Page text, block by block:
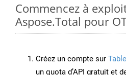
Commencez à
Aspose.Total pour
Créez un compte sur
un quota d’API gratuit et